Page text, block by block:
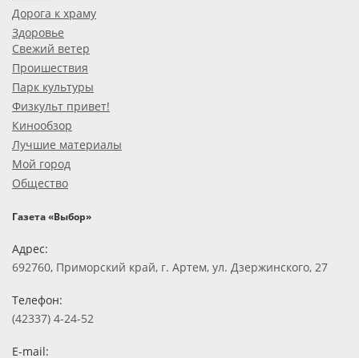
Дорога к храму
Здоровье
Свежий ветер
Проишествия
Парк культуры
Физкульт привет!
Кинообзор
Лучшие материалы
Мой город
Общество
Газета «Выбор»
Адрес:
692760, Приморский край, г. Артем, ул. Дзержинского, 27
Телефон:
(42337) 4-24-52
E-mail: